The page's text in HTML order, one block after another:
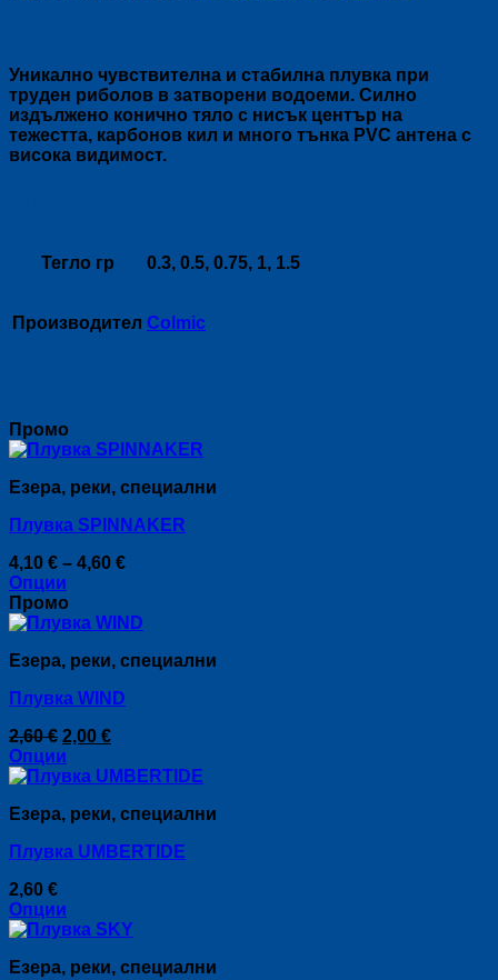
Уникално чувствителна и стабилна плувка при
труден риболов в затворени водоеми. Силно
издължено конично тяло с нисък център на
тежестта, карбонов кил и много тънка PVC антена с
висока видимост.
Тегло гр 0.3, 0.5, 0.75, 1, 1.5
Производител Colmic
Промо
Езера, реки, специални
Плувка SPINNAKER
4,10 € – 4,60 €Price
through
Опции
This
product
multiple
The
may
be
chosen
the
product
page
Промо
Езера, реки, специални
Плувка WIND
2,60€ Original
price
was:
2,00 €Текущата
е:
Опции
This
has
variants.
options
may
be
on
Езера, реки, специални
Плувка UMBERTIDE
2,60 €
Опции
This
has
Езера, реки, специални